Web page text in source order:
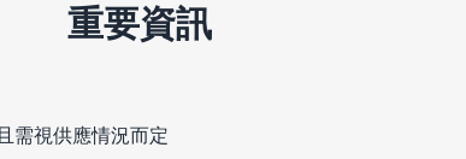
重要資訊
需視供應情況而定